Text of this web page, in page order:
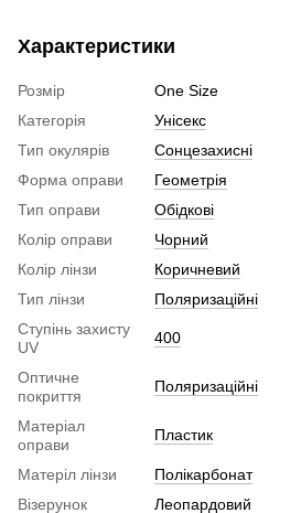
Характеристики
Розмір
One Size
Категорія
Унісекс
Тип окулярів
Сонцезахисні
Форма оправи
Геометрія
Тип оправи
Обідкові
Колір оправи
Чорний
Колір лінзи
Коричневий
Тип лінзи
Поляризаційні
Ступінь захисту
UV
400
Оптичне
покриття
Поляризаційні
Матеріал
оправи
Пластик
Матеріл лінзи
Полікарбонат
Візерунок
Леопардовий